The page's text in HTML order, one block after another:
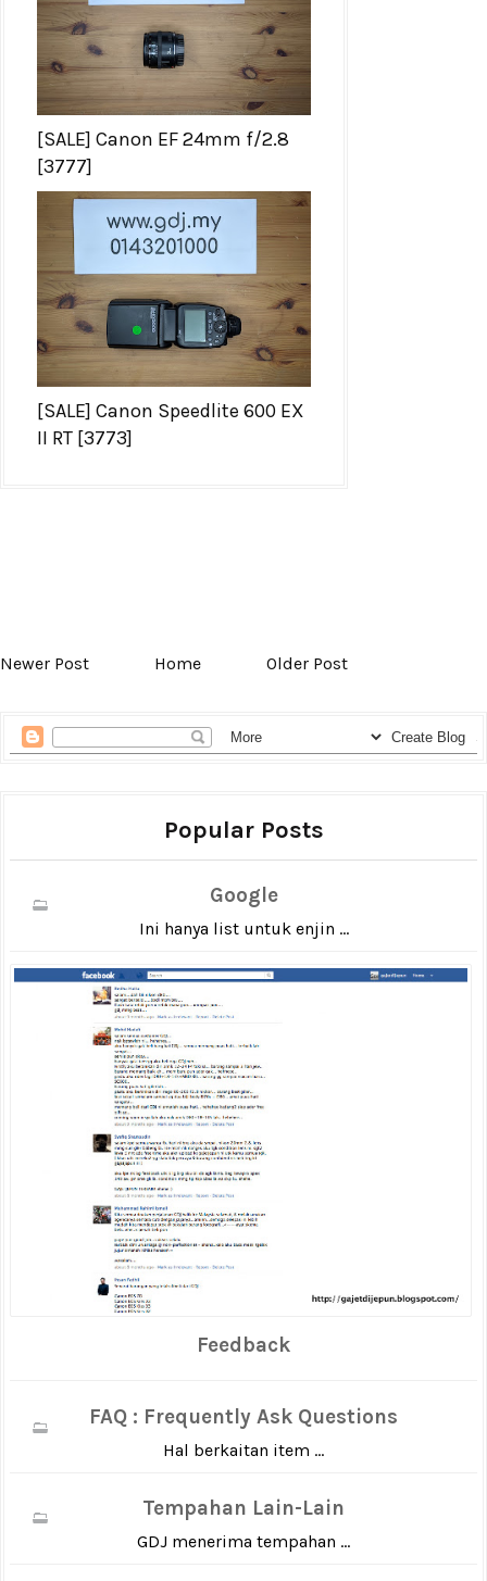
[SALE] Canon EF 24mm f/2.8
[3777]
[SALE] Canon Speedlite 600 EX
II RT [3773]
Newer Post Home Older Post
Popular Posts
Google
Ini hanya list untuk enjin ...
Feedback
FAQ : Frequently Ask Questions
Hal berkaitan item ...
Tempahan Lain-Lain
GDJ menerima tempahan ...